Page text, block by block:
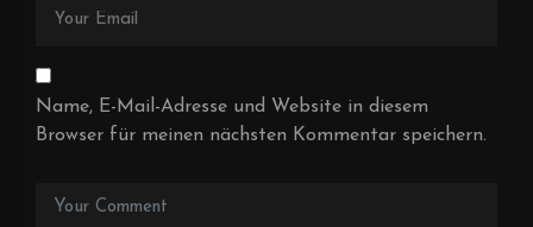
Name, E-Mail-Adresse und Website in diesem
Browser für meinen nächsten Kommentar speichern.